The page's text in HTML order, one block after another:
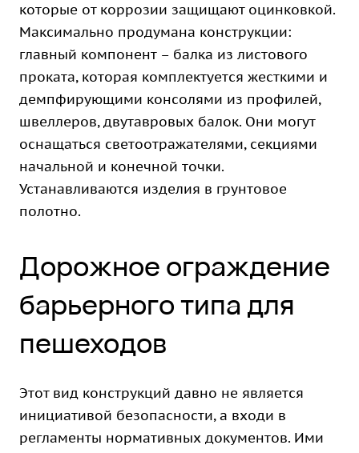
которые от коррозии защищают оцинковкой.
Максимально продумана конструкции:
главный компонент – балка из листового
проката, которая комплектуется жесткими и
демпфирующими консолями из профилей,
швеллеров, двутавровых балок. Они могут
оснащаться светоотражателями, секциями
начальной и конечной точки.
Устанавливаются изделия в грунтовое
полотно.
Дорожное ограждение
барьерного типа для
пешеходов
Этот вид конструкций давно не является
инициативой безопасности, а входи в
регламенты нормативных документов. Ими